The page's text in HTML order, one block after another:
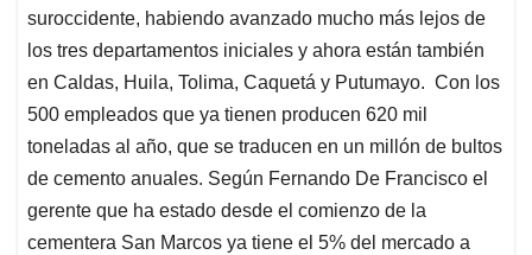
suroccidente, habiendo avanzado mucho más lejos de
los tres departamentos iniciales y ahora están también
en Caldas, Huila, Tolima, Caquetá y Putumayo. Con los
500 empleados que ya tienen producen 620 mil
toneladas al año, que se traducen en un millón de bultos
de cemento anuales. Según Fernando De Francisco el
gerente que ha estado desde el comienzo de la
cementera San Marcos ya tiene el 5% del mercado a